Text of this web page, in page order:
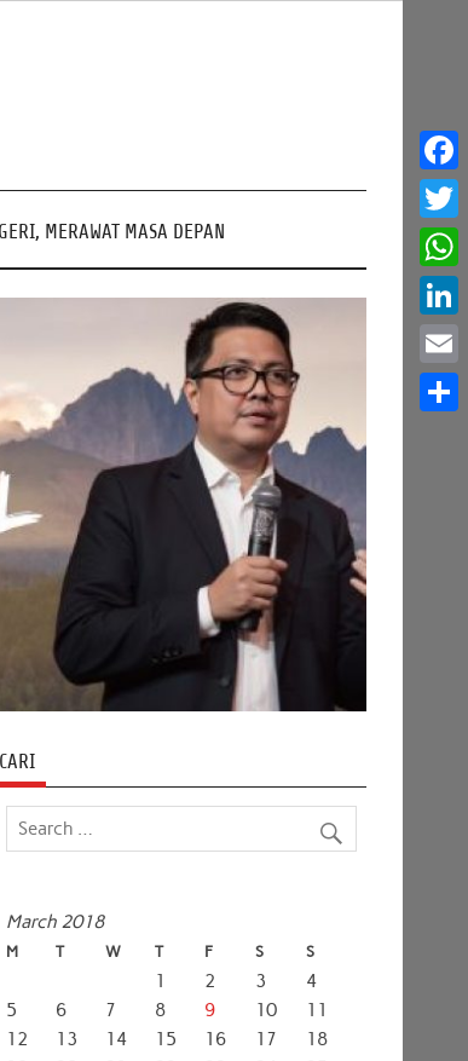
MERAWAT MASA DEPAN
CARI
March 2018
M T W T F S S
1 2 3
4
5
6 7 8 9 10
11
12
13 14 15 16 17
18
Email